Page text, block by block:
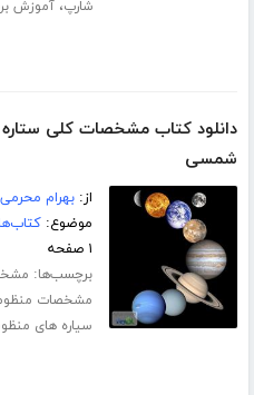
شارپ،آموزش
دانلود کتاب مشخصات کلی
شمسی
از:بهرام محرمی
موضوع:
۱ صفحه
برچسب‌ها:
مشخصات
سیاره های